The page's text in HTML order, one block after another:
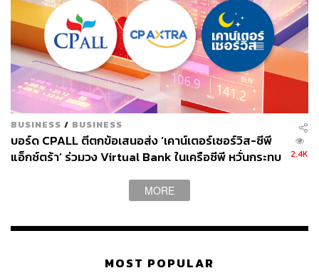
BUSINESS / BUSINESS
บอร์ด CPALL ตีตกข้อเสนอส่ง ‘เคาน์เตอร์เซอร์วิส-ซีพี
แอ็กซ์ตร้า’ ร่วมวง Virtual Bank ในเครือซีพี หวั่นกระทบ
2.4K
MORE
MOST POPULAR